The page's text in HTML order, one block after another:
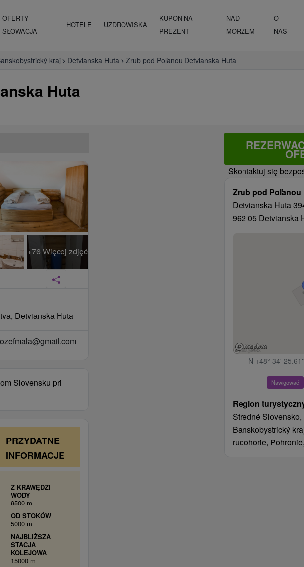
OFERTY
SŁOWACJA
HOTELE UZDROWISKA
KUPON NA
PREZENT
NAD
MORZEM
O
NAS
kraj Detvianska Huta Zrub pod Poľanou Detvianska Huta
Huta
Skontaktuj się
Zrub pod Poľanou
Detvianska Huta
962 05 Detvianska
N +48° 34'
Nawigować
Region
Stredné
Banskobystrický
rudohorie,
+76 Więcej zdjęć
Detvianska Huta
Slovensku pri
PRZYDATNE
INFORMACJE
Z KRAWĘDZI
WODY
9500 m
OD STOKÓW
5000 m
NAJBLIŻSZA
STACJA
KOLEJOWA
15000 m